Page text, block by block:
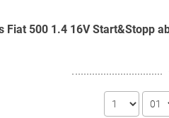
Fiat 500 1.4 16V Start&Stopp